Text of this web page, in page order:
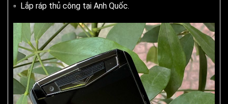
▫️ Lắp ráp thủ công tại Anh Quốc.